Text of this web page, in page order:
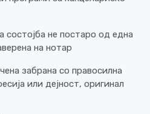
состојба не постаро од една
на нотар
забрана со правосилна
или дејност, оригинал